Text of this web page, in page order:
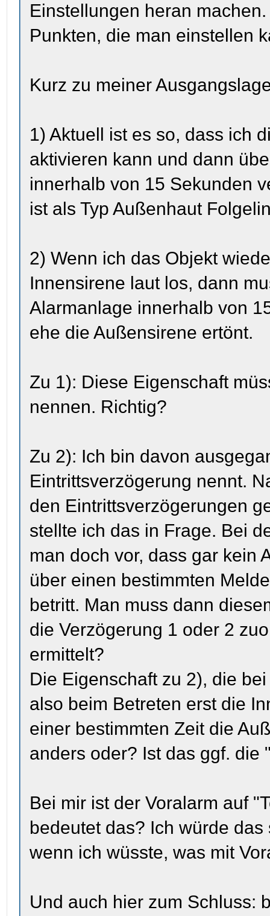
Einstellungen heran
Punkten, die man einstellen
Kurz zu meiner
1) Aktuell ist es so, dass ich
aktivieren kann und dann
innerhalb von 15 Sekunden
ist als Typ Außenhaut
2) Wenn ich das Objekt
Innensirene laut los, dann
Alarmanlage innerhalb von
ehe die Außensirene ertönt.
Zu 1): Diese Eigenschaft
nennen. Richtig?
Zu 2): Ich bin davon
Eintrittsverzögerung nennt.
den Eintrittsverzögerungen
stellte ich das in Frage. Bei
man doch vor, dass gar kein
über einen bestimmten
betritt. Man muss dann
die Verzögerung 1 oder 2
ermittelt?
Die Eigenschaft zu 2), die
also beim Betreten erst die
einer bestimmten Zeit die
anders oder? Ist das ggf. die
Bei mir ist der Voralarm auf
bedeutet das? Ich würde
wenn ich wüsste, was mit
Und auch hier zum Schluss: